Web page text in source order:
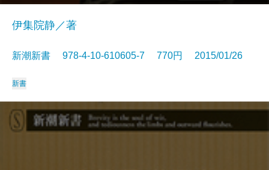
伊集院静／著
新潮新書 978-4-10-610605-7 770円 2015/01/26
新書